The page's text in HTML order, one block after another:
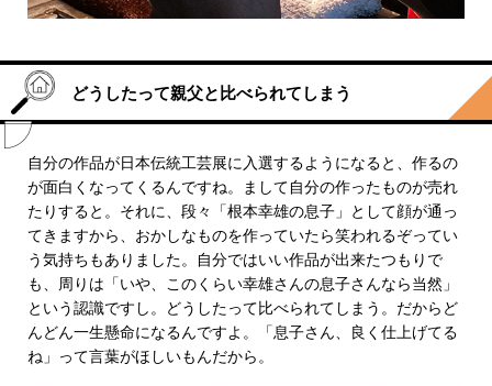
どうしたって親父と比べられてしまう
自分の作品が日本伝統工芸展に入選するようになると、作るの
が面白くなってくるんですね。まして自分の作ったものが売れ
たりすると。それに、段々「根本幸雄の息子」として顔が通っ
てきますから、おかしなものを作っていたら笑われるぞってい
う気持ちもありました。自分ではいい作品が出来たつもりで
も、周りは「いや、このくらい幸雄さんの息子さんなら当然」
という認識ですし。どうしたって比べられてしまう。だからど
んどん一生懸命になるんですよ。「息子さん、良く仕上げてる
ね」って言葉がほしいもんだから。